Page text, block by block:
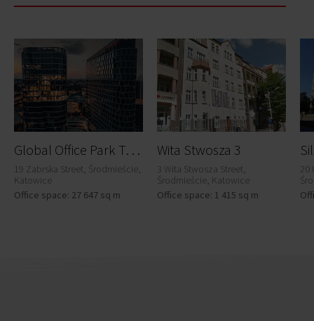
G
lobal Office Park Tower A2
19 Zabrska Street, Środmieście,
Katowice
Office space: 27 647 sq m
Wita Stwosza 3
3 Wita Stwosza Street,
Środmieście, Katowice
Office space: 1 415 sq m
20